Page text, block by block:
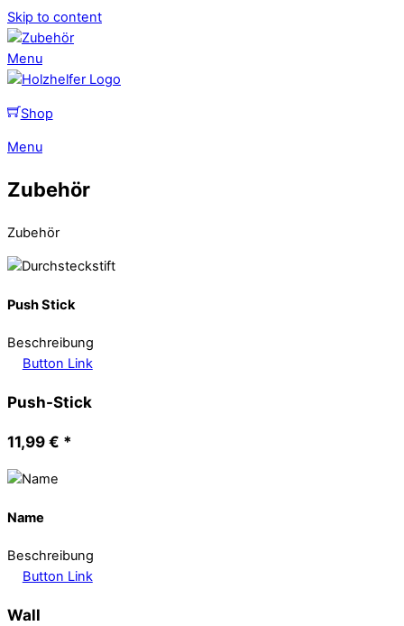
Skip to content
Menu
Shop
Menu
Zubehör
Zubehör
Push Stick
Beschreibung
Button Link
Push-Stick
11,99€ *
Name
Beschreibung
Button Link
Wall